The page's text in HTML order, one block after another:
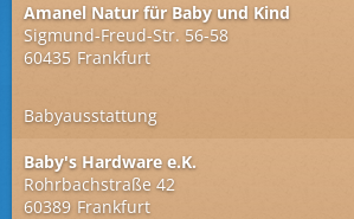
Amanel Natur für Baby und Kind
Sigmund-Freud-Str. 56-58
60435 Frankfurt
Babyausstattung
Baby's Hardware e.K.
Rohrbachstraße 42
60389 Frankfurt